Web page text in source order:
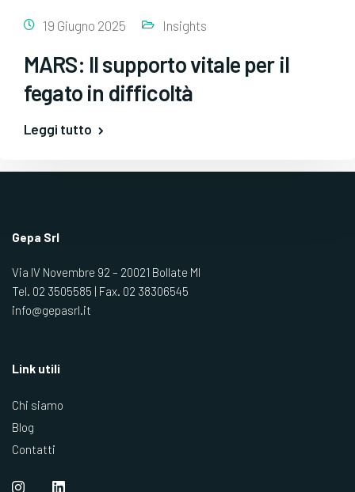
19 Giugno 2025 Insights
MARS: Il supporto vitale per il
fegato in difficoltà
Leggi tutto
Gepa Srl
Via IV Novembre 92 – 20021 Bollate MI
Tel. 02 3505585 | Fax. 02 38306545
info@gepasrl.it
Link utili
Chi siamo
Blog
Contatti